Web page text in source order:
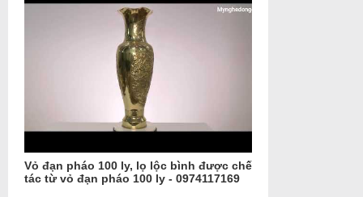
Vỏ đạn pháo 100 ly, lọ lộc bình được chế
tác từ vỏ đạn pháo 100 ly - 0974117169